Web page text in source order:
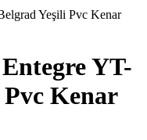
YT-
Kenar